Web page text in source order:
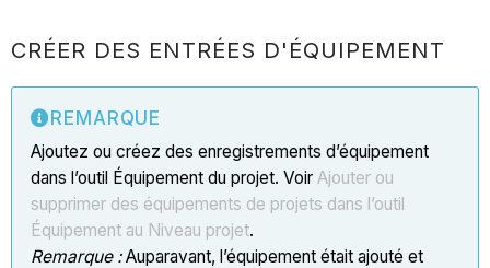
CRÉER DES ENTRÉES D'ÉQUIPEMENT
REMARQUE
Ajoutez ou créez des enregistrements d’équipement
dans l’outil Équipement du projet. VoirAjouter ou
supprimer des équipements de projets dans l’outil
Équipement au Niveau projet.
Remarque :Auparavant, l’équipement était ajouté et